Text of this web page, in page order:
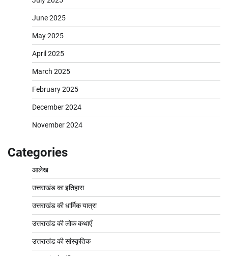
June 2025
May 2025
April 2025
March 2025
February 2025
December 2024
November 2024
Categories
आलेख
उत्तराखंड का इतिहास
उत्तराखंड की धार्मिक यात्रा
उत्तराखंड की लोक कथाएँ
उत्तराखंड की सांस्कृतिक